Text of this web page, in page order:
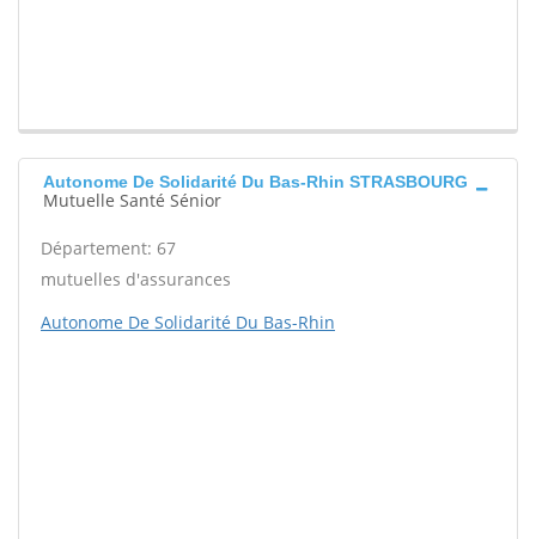
Autonome De Solidarité Du Bas-Rhin STRASBOURG
Mutuelle Santé Sénior
Département: 67
mutuelles d'assurances
Autonome De Solidarité Du Bas-Rhin